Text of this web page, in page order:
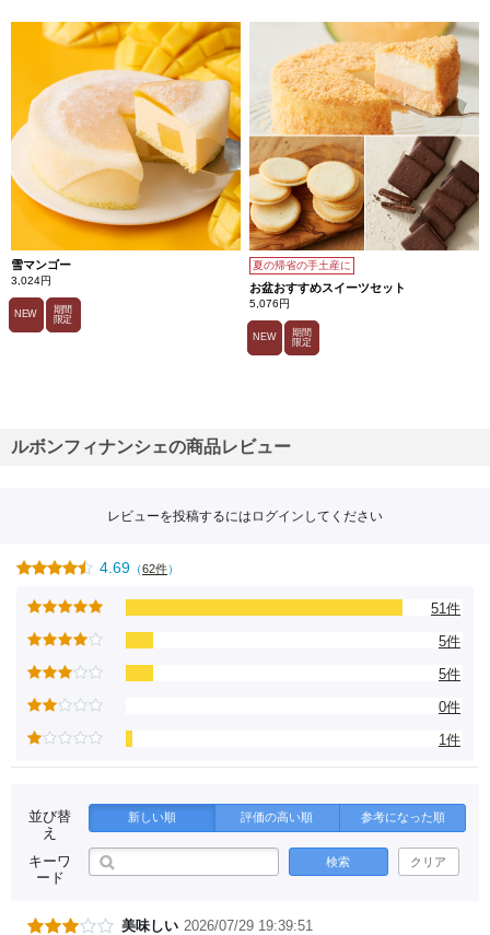
雪マンゴー
3,024円
NEW
期間
限定
夏の帰省の手土産に
お盆おすすめスイーツセット
5,076円
NEW
期間
限定
ルボンフィナンシェの商品レビュー
レビューを投稿するには ログイン してください
4.69 （62件）
51件
5件
5件
0件
1件
並び替
え
新しい順 評価の高い順 参考になった順
キーワ
ード
検索 クリア
美味しい 2026/07/29 19:39:51